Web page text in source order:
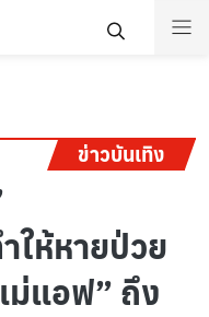
ข่าวบันเทิง
ให้หายป่วย
แอฟ” ถึง